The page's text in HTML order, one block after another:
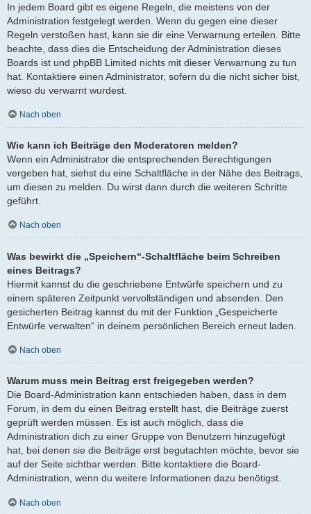
In jedem Board gibt es eigene Regeln, die meistens von der
Administration festgelegt werden. Wenn du gegen eine dieser
Regeln verstoßen hast, kann sie dir eine Verwarnung erteilen. Bitte
beachte, dass dies die Entscheidung der Administration dieses
Boards ist und phpBB Limited nichts mit dieser Verwarnung zu tun
hat. Kontaktiere einen Administrator, sofern du die nicht sicher bist,
wieso du verwarnt wurdest.
Nach oben
Wie kann ich Beiträge den Moderatoren melden?
Wenn ein Administrator die entsprechenden Berechtigungen
vergeben hat, siehst du eine Schaltfläche in der Nähe des Beitrags,
um diesen zu melden. Du wirst dann durch die weiteren Schritte
geführt.
Nach oben
Was bewirkt die „Speichern“-Schaltfläche beim Schreiben
eines Beitrags?
Hiermit kannst du die geschriebene Entwürfe speichern und zu
einem späteren Zeitpunkt vervollständigen und absenden. Den
gesicherten Beitrag kannst du mit der Funktion „Gespeicherte
Entwürfe verwalten“ in deinem persönlichen Bereich erneut laden.
Nach oben
Warum muss mein Beitrag erst freigegeben werden?
Die Board-Administration kann entschieden haben, dass in dem
Forum, in dem du einen Beitrag erstellt hast, die Beiträge zuerst
geprüft werden müssen. Es ist auch möglich, dass die
Administration dich zu einer Gruppe von Benutzern hinzugefügt
hat, bei denen sie die Beiträge erst begutachten möchte, bevor sie
auf der Seite sichtbar werden. Bitte kontaktiere die Board-
Administration, wenn du weitere Informationen dazu benötigst.
Nach oben